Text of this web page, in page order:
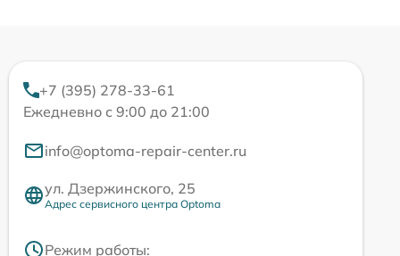
+7 (395) 278-33-61
Ежедневно с 9:00 до 21:00
info@optoma-repair-center.ru
ул. Дзержинского, 25
Адрес сервисного центра Optoma
Режим работы: